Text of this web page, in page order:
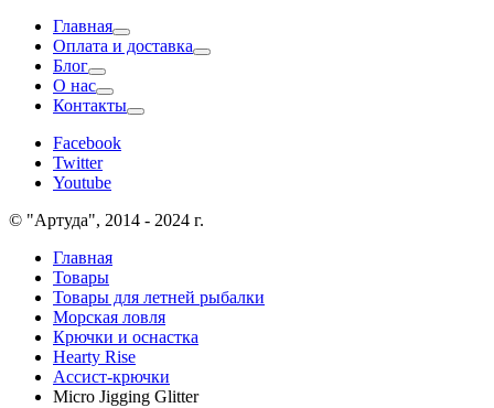
Главная
Оплата и доставка
Блог
О нас
Контакты
Facebook
Twitter
Youtube
© "Артуда", 2014 - 2024 г.
Главная
Товары
Товары для летней рыбалки
Морская ловля
Крючки и оснастка
Hearty Rise
Ассист-крючки
Micro Jigging Glitter